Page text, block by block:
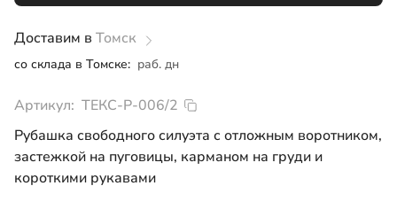
140
146
152
158
164
Доставим в Томск
со склада в Томске: раб. дн
Артикул: ТЕКС-Р-006/2
Рубашка свободного силуэта с отложным воротником,
застежкой на пуговицы, карманом на груди и
короткими рукавами